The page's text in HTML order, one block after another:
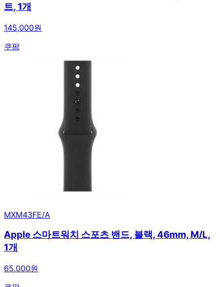
트, 1개
145,000원
쿠팡
MXM43FE/A
Apple 스마트워치 스포츠 밴드, 블랙, 46mm, M/L,
1개
65,000원